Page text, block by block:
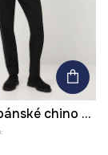
Kalhoty pánské chino bez vzoru